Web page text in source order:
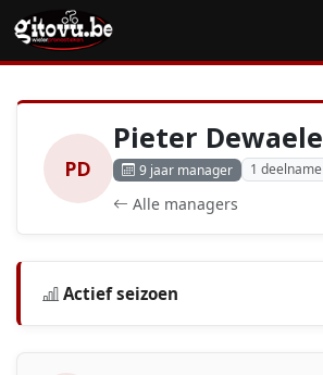
PD
Pieter Dewaele
9 jaar manager 1 deelname
Alle managers
Actief seizoen